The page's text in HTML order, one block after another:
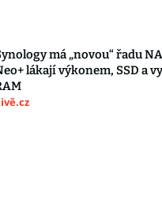
má „novou“ řadu
lákají výkonem, SSD a